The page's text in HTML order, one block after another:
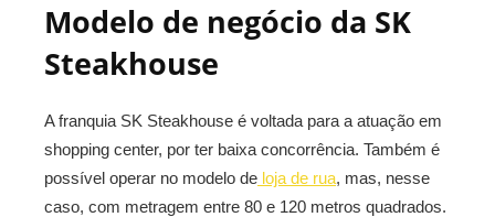
Modelo de negócio da SK
Steakhouse
A franquia SK Steakhouse é voltada para a atuação em
shopping center, por ter baixa concorrência. Também é
possível operar no modelo de loja de rua, mas, nesse
caso, com metragem entre 80 e 120 metros quadrados.